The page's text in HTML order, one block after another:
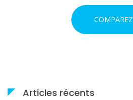
COMPAREZ
Articles récents